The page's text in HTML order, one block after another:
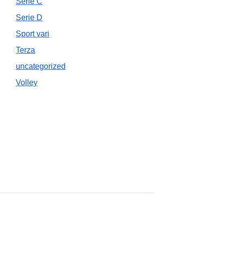
Serie D
Sport vari
Terza
uncategorized
Volley